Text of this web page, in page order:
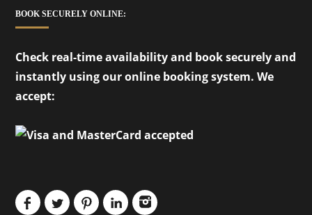
BOOK SECURELY ONLINE:
Check real-time availability and book securely and
instantly using our online booking system. We
accept: